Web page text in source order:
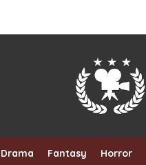
Drama Fantasy Horror